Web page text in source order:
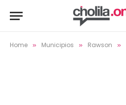
Home » Municipios » Rawson »